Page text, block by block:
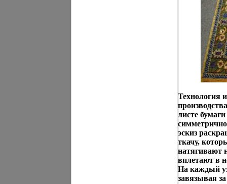
Технология
листе
эскиз
ткачу,
натягивают
вплетают в
На каждый
завязывая